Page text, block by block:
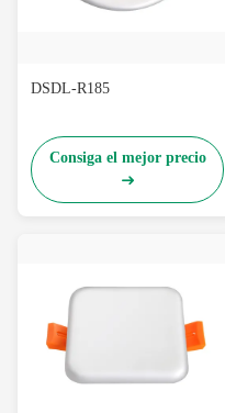
DSDL-R185
Consiga el mejor precio